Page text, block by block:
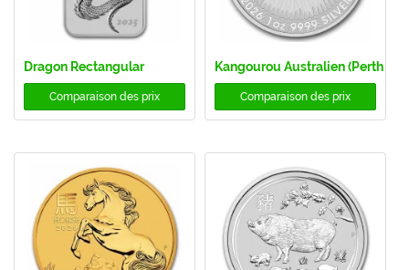
Dragon Rectangular
Comparaison des prix
Kangourou Australien (Perth
Comparaison des prix